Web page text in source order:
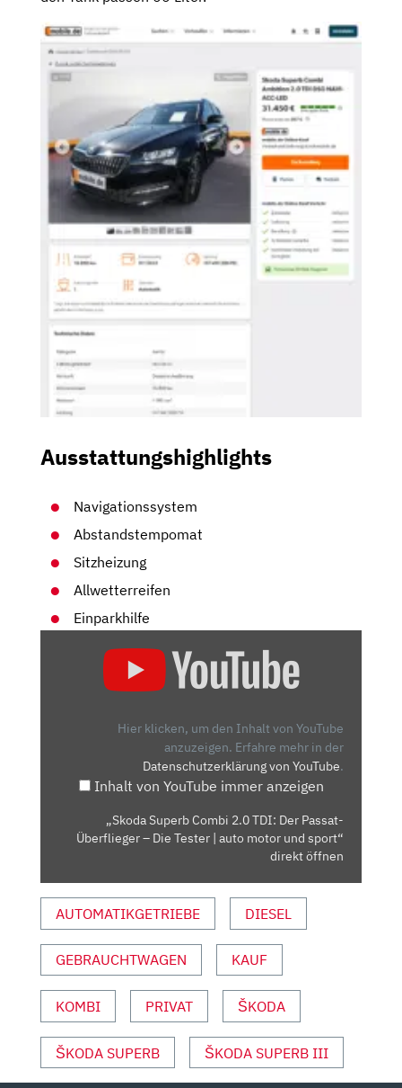
Ausstattungshighlights
Navigationssystem
Abstandstempomat
Sitzheizung
Allwetterreifen
Einparkhilfe
ÜBERFLIEGER
AUTO
MOTOR
UND
SPORT“
YOUTUBE
ANZEIGEN
Hier klicken, um den Inhalt von YouTube
anzuzeigen. Erfahre mehr in der
Datenschutzerklärung von YouTube.
Inhalt von YouTube immer anzeigen
„Skoda Superb Combi 2.0 TDI: Der Passat-
Überflieger – Die Tester | auto motor und sport“
direkt öffnen
AUTOMATIKGETRIEBE DIESEL
GEBRAUCHTWAGEN KAUF
KOMBI PRIVAT ŠKODA
ŠKODA SUPERB ŠKODA SUPERB III